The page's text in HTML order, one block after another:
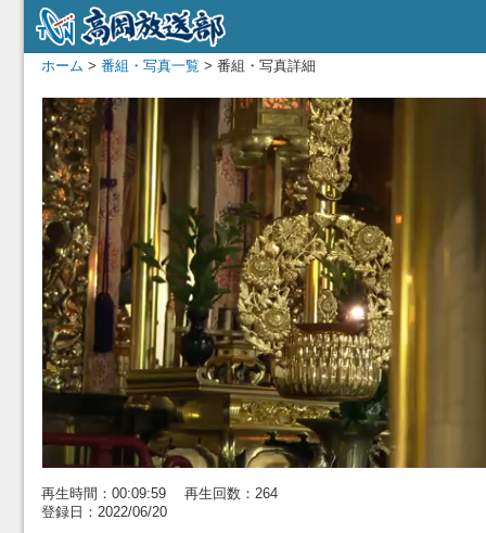
ホーム > 番組・写真一覧 > 番組・写真詳細
再生時間：00:09:59 再生回数：264
登録日：2022/06/20